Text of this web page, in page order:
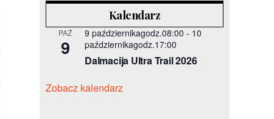
Kalendarz
PAŹ
9
9 październikagodz.08:00 - 10
październikagodz.17:00
Dalmacija Ultra Trail 2026
Zobacz kalendarz